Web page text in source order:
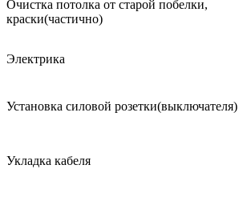
Очистка потолка от старой побелки,
краски(частично)
Электрика
Установка силовой розетки(выключателя)
Укладка кабеля